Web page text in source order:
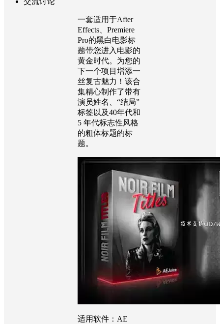
一套适用于After
Effects、Premiere
Pro的黑白电影标
题带您进入电影的
黄金时代。为您的
下一个项目增添一
丝复古魅力！该合
集精心制作了带有
演员姓名、“结局”
标签以及40年代和
5 年代标志性风格
的粗体标题的标
题。
适用软件：AE